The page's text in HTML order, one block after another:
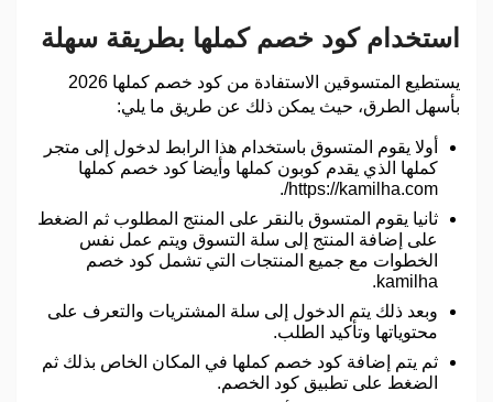
استخدام كود خصم كملها بطريقة سهلة
يستطيع المتسوقين الاستفادة من كود خصم كملها 2026
بأسهل الطرق، حيث يمكن ذلك عن طريق ما يلي:
أولا يقوم المتسوق باستخدام هذا الرابط لدخول إلى متجر
كملها الذي يقدم كوبون كملها وأيضا كود خصم كملها
https://kamilha.com/.
ثانيا يقوم المتسوق بالنقر على المنتج المطلوب ثم الضغط
على إضافة المنتج إلى سلة التسوق ويتم عمل نفس
الخطوات مع جميع المنتجات التي تشمل كود خصم
kamilha.
وبعد ذلك يتم الدخول إلى سلة المشتريات والتعرف على
محتوياتها وتأكيد الطلب.
ثم يتم إضافة كود خصم كملها في المكان الخاص بذلك ثم
الضغط على تطبيق كود الخصم.